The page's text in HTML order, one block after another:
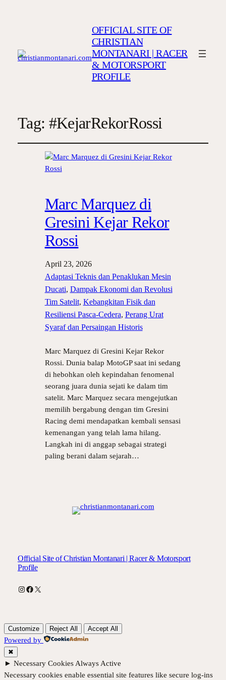
OFFICIAL SITE OF
CHRISTIAN
MONTANARI | RACER
& MOTORSPORT
PROFILE
Tag: #KejarRekorRossi
Marc Marquez di
Gresini Kejar Rekor
Rossi
April 23, 2026
Adaptasi Teknis dan Penaklukan Mesin
Ducati, Dampak Ekonomi dan Revolusi
Tim Satelit, Kebangkitan Fisik dan
Resiliensi Pasca-Cedera, Perang Urat
Syaraf dan Persaingan Historis
Marc Marquez di Gresini Kejar Rekor
Rossi. Dunia balap MotoGP saat ini sedang
di hebohkan oleh kepindahan fenomenal
seorang juara dunia sejati ke dalam tim
satelit. Marc Marquez secara mengejutkan
memilih bergabung dengan tim Gresini
Racing demi mendapatkan kembali sensasi
kemenangan yang telah lama hilang.
Langkah ini di anggap sebagai strategi
paling berani dalam sejarah…
Official Site of Christian Montanari | Racer & Motorsport
Profile
Instagram
Facebook
X
Customize Reject All Accept All
Powered by
✖
► Necessary Cookies Always Active
Necessary cookies enable essential site features like secure log-ins